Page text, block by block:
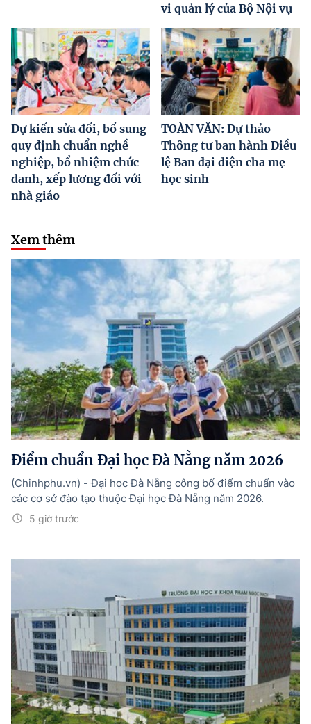
vi quản lý của Bộ Nội vụ
Dự kiến sửa đổi, bổ sung
quy định chuẩn nghề
nghiệp, bổ nhiệm chức
danh, xếp lương đối với
nhà giáo
TOÀN VĂN: Dự thảo
Thông tư ban hành Điều
lệ Ban đại diện cha mẹ
học sinh
Xem thêm
Điểm chuẩn Đại học Đà Nẵng năm 2026
5 giờ trước
(Chinhphu.vn) - Đại học Đà Nẵng công bố điểm chuẩn vào
các cơ sở đào tạo thuộc Đại học Đà Nẵng năm 2026.